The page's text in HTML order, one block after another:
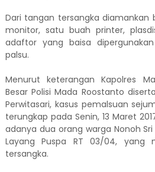
Dari tangan tersangka diamankan
monitor, satu buah printer,
adaftor yang baisa
palsu.
Menurut keterangan Kapolres
Besar Polisi Mada Roostanto
Perwitasari, kasus pemalsuan
terungkap pada Senin, 13 Maret
adanya dua orang warga Nonoh
Layang Puspa RT 03/04, yang
tersangka.